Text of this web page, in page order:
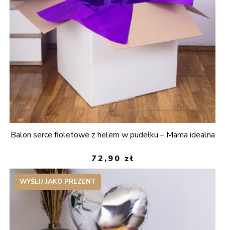
Balon serce fioletowe z helem w pudełku – Mama idealna
72,90 zł
WYŚLIJ JAKO PREZENT